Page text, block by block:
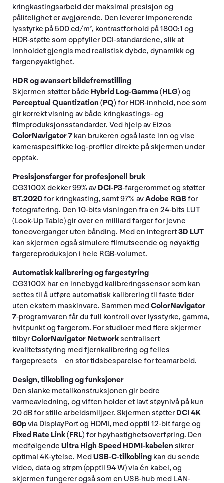
kringkastingsarbeid der maksimal presisjon og
pålitelighet er avgjørende. Den leverer imponerende
lysstyrke på 500 cd/m², kontrastforhold på 1800:1 og
HDR-støtte som oppfyller DCI-standardene, slik at
innholdet gjengis med realistisk dybde, dynamikk og
fargenøyaktighet.
HDR og avansert bildefremstilling
Skjermen støtter både Hybrid Log-Gamma (HLG) og
Perceptual Quantization (PQ) for HDR-innhold, noe som
gir korrekt visning av både kringkastings- og
filmproduksjonsstandarder. Ved hjelp av Eizos
ColorNavigator 7 kan brukeren også laste inn og vise
kameraspesifikke log-profiler direkte på skjermen under
opptak.
Presisjonsfarger for profesjonell bruk
CG3100X dekker 99% av DCI-P3-fargerommet og støtter
BT.2020for kringkasting, samt 97% avAdobe RGBfor
fotografering. Den 10-bits visningen fra en 24-bits LUT
(Look-Up Table) gir over en milliard farger for jevne
toneoverganger uten bånding. Med en integrert3D LUT
kan skjermen også simulere filmutseende og nøyaktig
fargereproduksjon i hele RGB-volumet.
Automatisk kalibrering og fargestyring
CG3100X har en innebygd kalibreringssensor som kan
settes til å utføre automatisk kalibrering til faste tider
uten ekstern maskinvare. Sammen medColorNavigator
7-programvaren får du full kontroll over lysstyrke, gamma,
hvitpunkt og fargerom. For studioer med flere skjermer
tilbyrColorNavigator Networksentralisert
kvalitetsstyring med fjernkalibrering og felles
fargepresets – en stor tidsbesparelse for teamarbeid.
Design, tilkobling og funksjoner
Den slanke metallkonstruksjonen gir bedre
varmeavledning, og viften holder et lavt støynivå på kun
20 dB for stille arbeidsmiljøer. Skjermen støtter DCI 4K
60pvia DisplayPort og HDMI, med opptil 12-bit farge og
Fixed Rate Link (FRL) for høyhastighetsoverføring. Den
medfølgende Ultra High Speed HDMI-kabelen sikrer
optimal 4K-ytelse. MedUSB-C-tilkobling kan du sende
video, data og strøm (opptil 94 W) via én kabel, og
skjermen fungerer også som en USB-hub med LAN-